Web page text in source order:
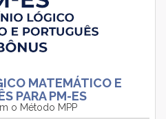
MATEMÁTICO E
PARA PM-ES
o Método MPP